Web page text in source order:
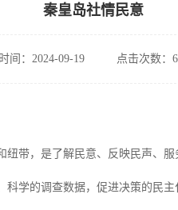
秦皇岛社情民意
时间：2024-09-19 点击次数：
带，是了解民意、反映民声、
学的调查数据，促进决策的民主